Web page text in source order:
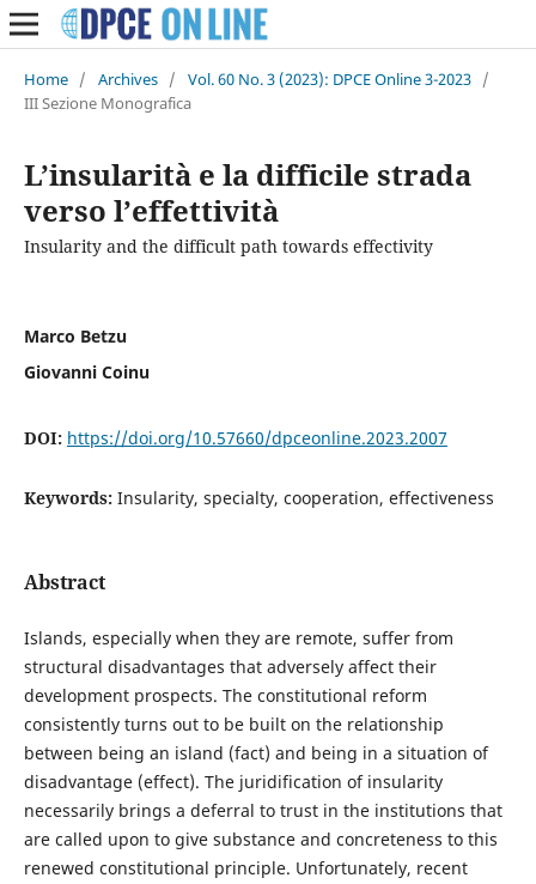
Home / Archives / Vol. 60 No. 3 (2023): DPCE Online 3-2023 /
III Sezione Monografica
L’insularità e la difficile strada
verso l’effettività
Insularity and the difficult path towards effectivity
Marco Betzu
Giovanni Coinu
DOI: https://doi.org/10.57660/dpceonline.2023.2007
Keywords: Insularity, specialty, cooperation, effectiveness
Abstract
Islands, especially when they are remote, suffer from
structural disadvantages that adversely affect their
development prospects. The constitutional reform
consistently turns out to be built on the relationship
between being an island (fact) and being in a situation of
disadvantage (effect). The juridification of insularity
necessarily brings a deferral to trust in the institutions that
are called upon to give substance and concreteness to this
renewed constitutional principle. Unfortunately, recent